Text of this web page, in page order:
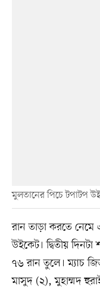
মুলতানের পিচে টপাটপ
রান তাড়া করতে নেমে
উইকেট। দ্বিতীয়
৭৬ রান তুলে। ম্যাচ
মাসুদ (২), মুহাম্মদ